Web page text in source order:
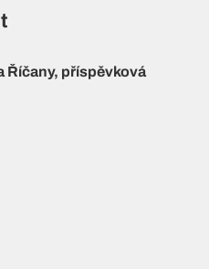
Říčany, příspěvková